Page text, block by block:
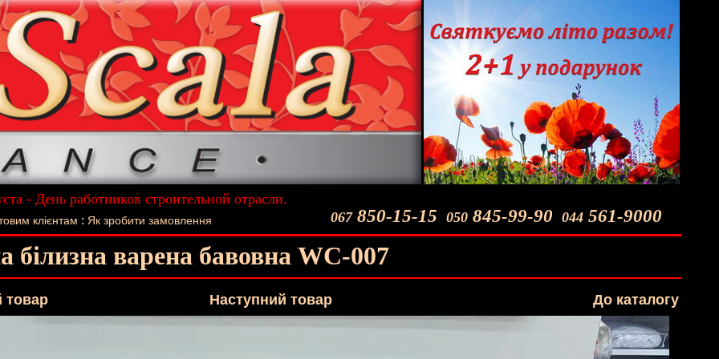
- День работников строительной отрасли.
подарок - Постельное белье La Scala!
067850-15-15 050 845-99-90 044 561-9000
клієнтам : Як зробити замовлення
білизна варена бавовна WC-007
товар Наступний товар До каталогу